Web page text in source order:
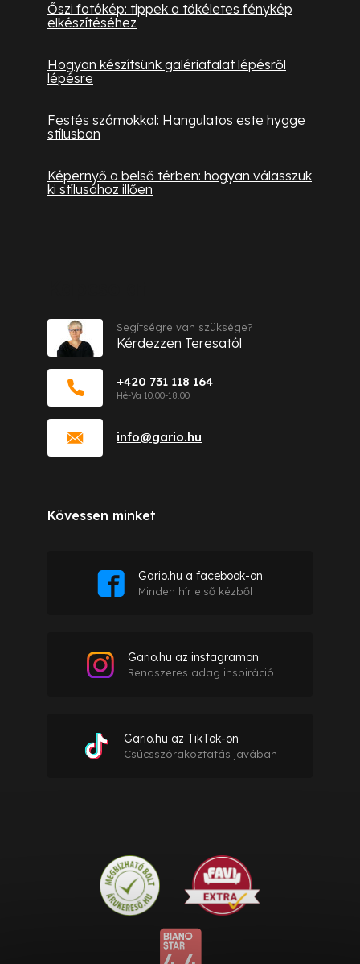
Őszi fotókép: tippek a tökéletes fénykép
elkészítéséhez
Hogyan készítsünk galériafalat lépésről
lépésre
Festés számokkal: Hangulatos este hygge
stílusban
Képernyő a belső térben: hogyan válasszuk
ki stílusához illően
info@gario.hu
+420 731 118 164
Segítségre van szüksége?
Kérdezzen Teresatól
Kövessen minket
Gario.hu a facebook-on
Minden hír első kézből
Gario.hu az instagramon
Rendszeres adag inspiráció
Gario.hu az TikTok-on
Csúcsszórakoztatás javában